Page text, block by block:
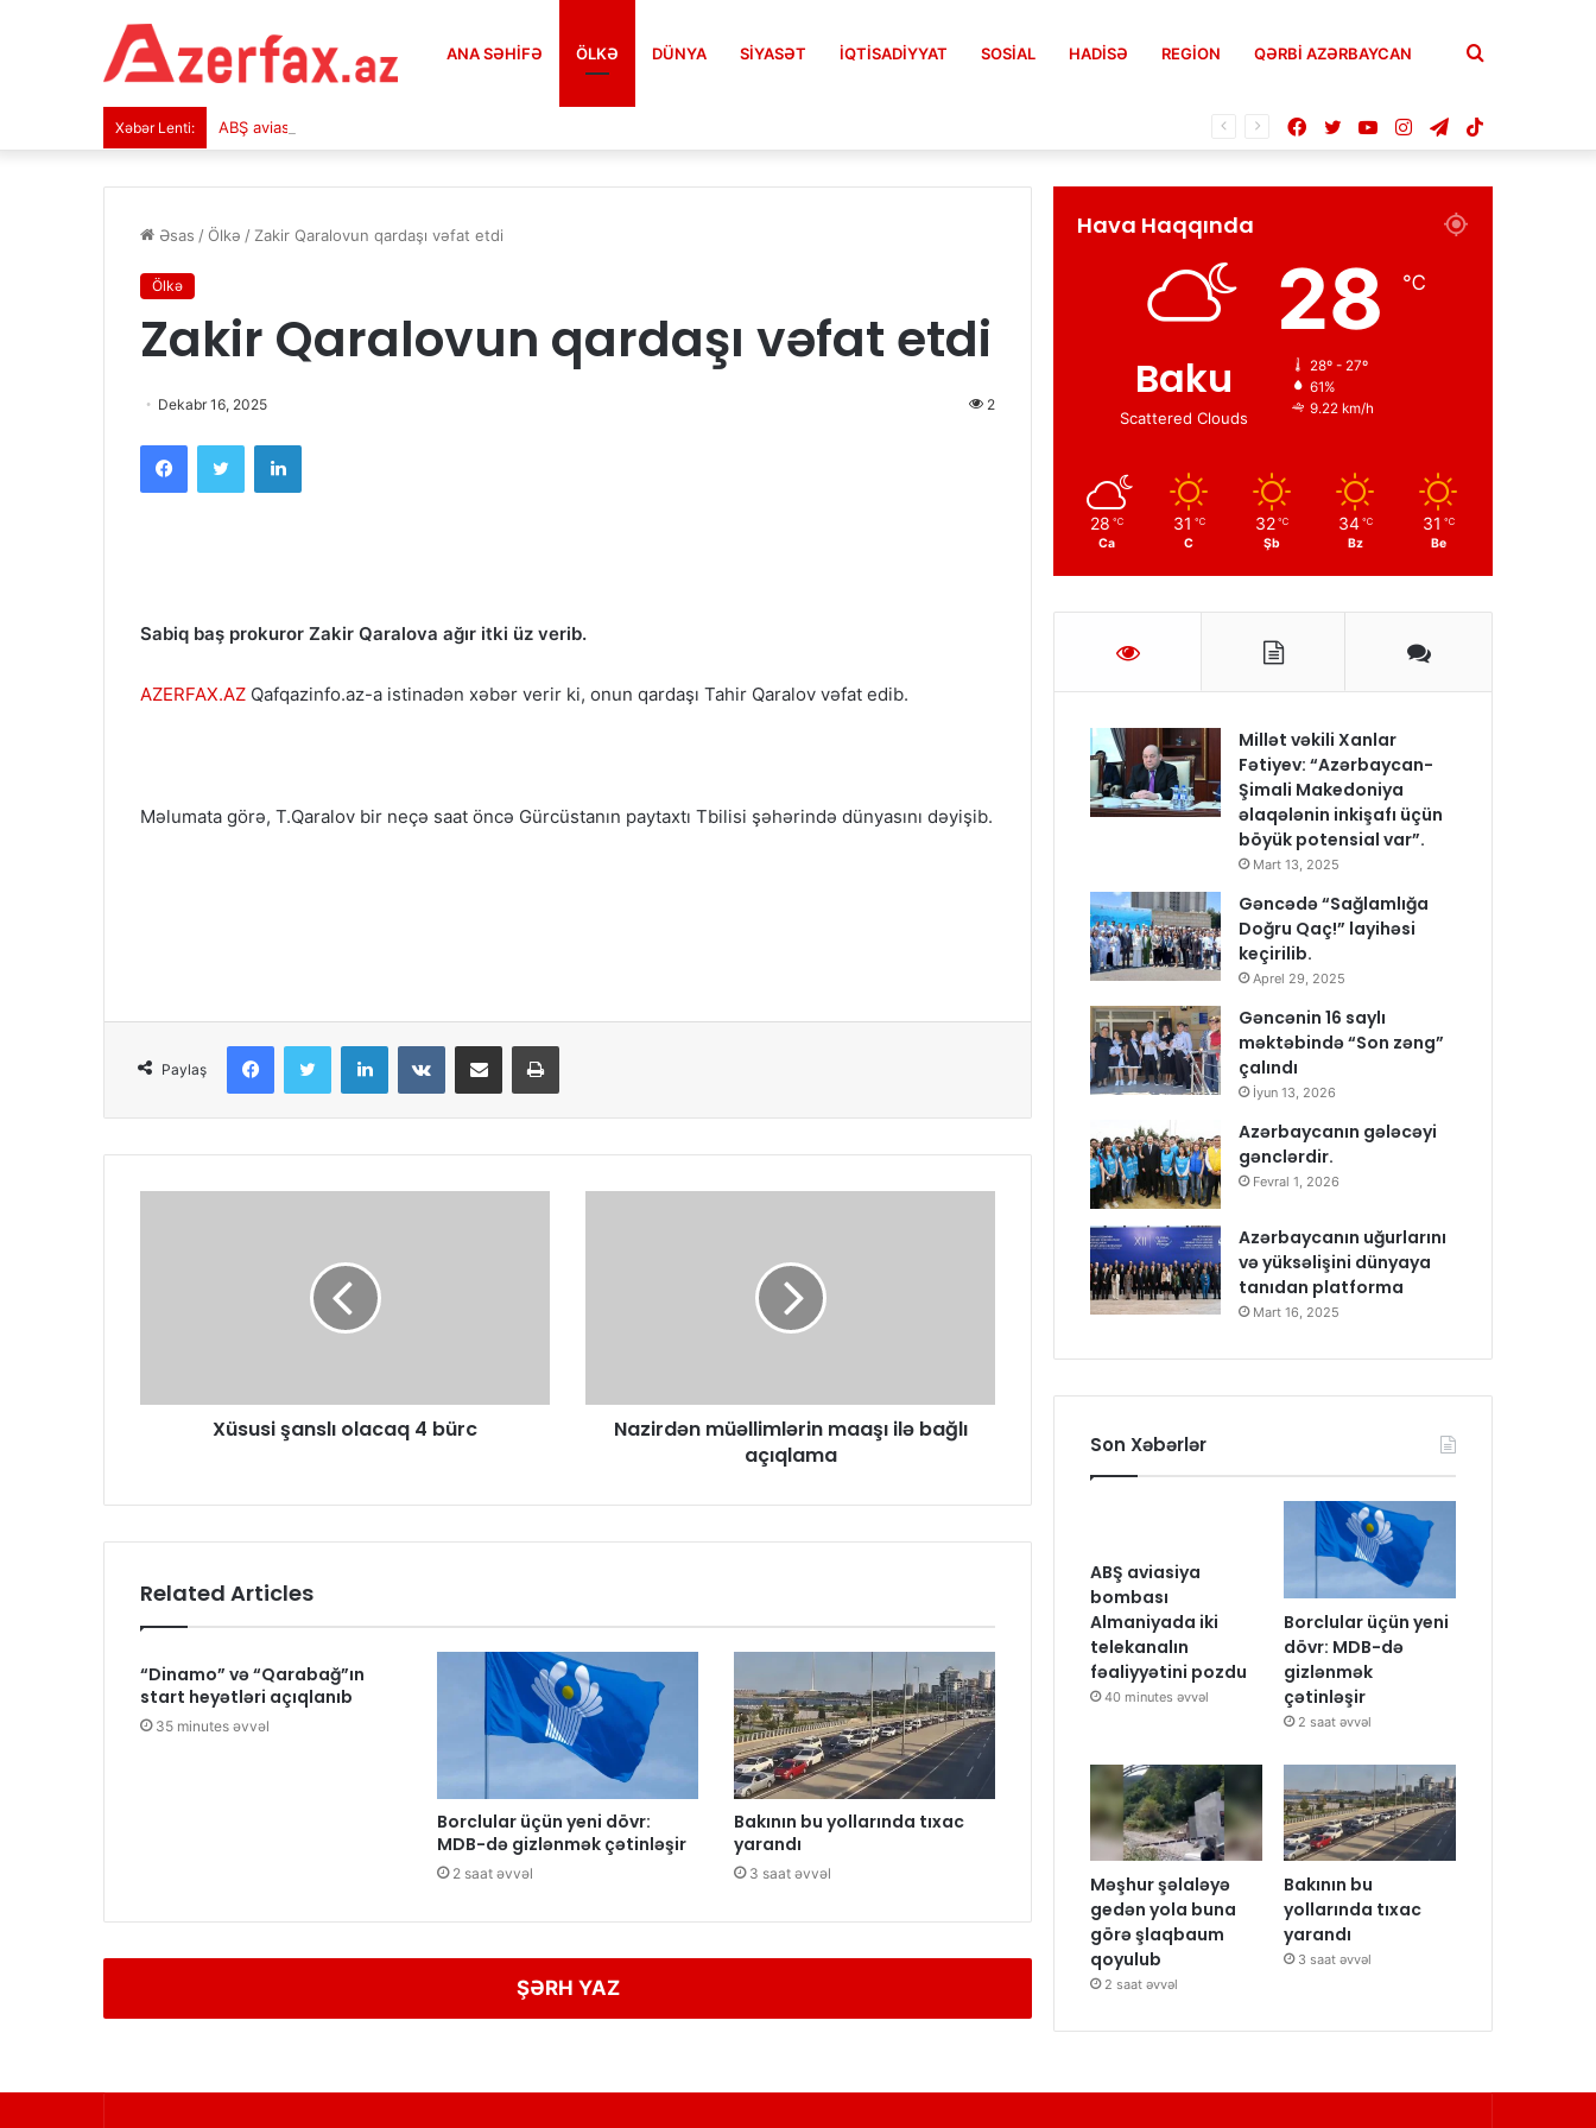
ANA SƏHIFƏ ÖLKƏ DÜNYA SIYASƏT İQTISADIYYAT SOSIAL HADISƏ REGION QƏRBİ AZƏRBAYCAN Axtar
Xəbər Lenti: ABŞ aviasiya bombası Almaniyada iki telekanalın fəaliyyətini pozdu Telegram
Instagram
YouTube
Twitter
Facebook
Əsas /Ölkə / Zakir Qaralovun qardaşı vəfat etdi
Ölkə
Zakir Qaralovun qardaşı vəfat etdi
Dekabr 16, 2025 2
Sabiq baş prokuror Zakir Qaralova ağır itki üz verib.
AZERFAX.AZ Qafqazinfo.az-a istinadən xəbər verir ki, onun qardaşı Tahir Qaralov vəfat edib.
Məlumata görə, T.Qaralov bir neçə saat öncə Gürcüstanın paytaxtı Tbilisi şəhərində dünyasını dəyişib.
Paylaş
Xüsusi şanslı olacaq 4 bürc
Nazirdən müəllimlərin maaşı ilə bağlı
açıqlama
Related Articles
“Dinamo” və “Qarabağ”ın
start heyətləri açıqlanıb
35 minutes əvvəl
Borclular üçün yeni dövr:
MDB-də gizlənmək çətinləşir
2 saat əvvəl
Bakının bu yollarında tıxac
yarandı
3 saat əvvəl
ŞƏRH YAZ
Hava Haqqında
Baku
Scattered Clouds
28 ℃
28º - 27º
61%
9.22 km/h
28 ℃
Ca
31 ℃
C
32 ℃
Şb
34 ℃
Bz
31 ℃
Be
Millət vəkili Xanlar
Fətiyev: “Azərbaycan-
Şimali Makedoniya
əlaqələnin inkişafı üçün
böyük potensial var”.
Mart 13, 2025
Gəncədə “Sağlamlığa
Doğru Qaç!” layihəsi
keçirilib.
Aprel 29, 2025
Gəncənin 16 saylı
məktəbində “Son zəng”
çalındı
İyun 13, 2026
Azərbaycanın gələcəyi
gənclərdir.
Fevral 1, 2026
Azərbaycanın uğurlarını
və yüksəlişini dünyaya
tanıdan platforma
Mart 16, 2025
Son Xəbərlər
ABŞ aviasiya
bombası
Almaniyada iki
telekanalın
fəaliyyətini pozdu
40 minutes əvvəl
Borclular üçün yeni
dövr: MDB-də
gizlənmək
çətinləşir
2 saat əvvəl
Məşhur şəlaləyə
gedən yola buna
görə şlaqbaum
qoyulub
2 saat əvvəl
Bakının bu
yollarında tıxac
yarandı
3 saat əvvəl